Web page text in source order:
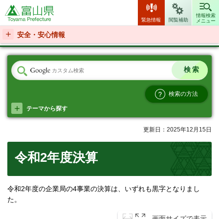
富山県
緊急情報 閲覧補助
情報検索
メニュー
安全・安心情報
検索の方法
テーマから探す
更新日：2025年12月15日
令和2年度決算
令和2年度の企業局の4事業の決算は、いずれも黒字となりまし
た。